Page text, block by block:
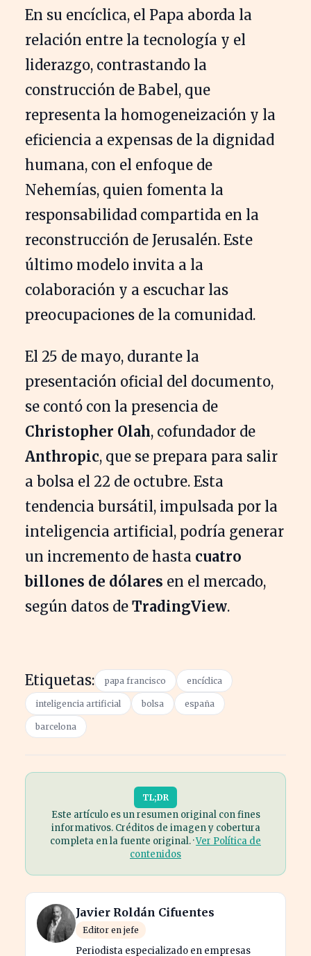
En su encíclica, el Papa aborda la
relación entre la tecnología y el
liderazgo, contrastando la
construcción de Babel, que
representa la homogeneización y la
eficiencia a expensas de la dignidad
humana, con el enfoque de
Nehemías, quien fomenta la
responsabilidad compartida en la
reconstrucción de Jerusalén. Este
último modelo invita a la
colaboración y a escuchar las
preocupaciones de la comunidad.
El 25 de mayo, durante la
presentación oficial del documento,
se contó con la presencia de
Christopher Olah, cofundador de
Anthropic, que se prepara para salir
a bolsa el 22 de octubre. Esta
tendencia bursátil, impulsada por la
inteligencia artificial, podría generar
un incremento de hasta cuatro
billones de dólares en el mercado,
según datos de TradingView.
Etiquetas: papa francisco encíclica
inteligencia artificial bolsa españa
barcelona
TL;DR
Este artículo es un resumen original con fines
informativos. Créditos de imagen y cobertura
completa en la fuente original. ·Ver Política de
contenidos
Javier Roldán Cifuentes
Editor en jefe
Periodista especializado en empresas